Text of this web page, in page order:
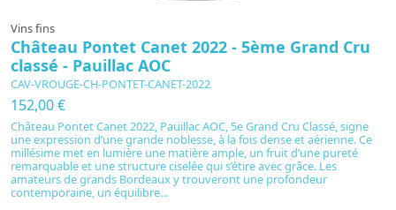
Vins fins
Château Pontet Canet 2022 - 5ème Grand Cru
classé - Pauillac AOC
CAV-VROUGE-CH-PONTET-CANET-2022
152,00 €
Château Pontet Canet 2022, Pauillac AOC, 5e Grand Cru Classé, signe
une expression d’une grande noblesse, à la fois dense et aérienne. Ce
millésime met en lumière une matière ample, un fruit d’une pureté
remarquable et une structure ciselée qui s’étire avec grâce. Les
amateurs de grands Bordeaux y trouveront une profondeur
contemporaine, un équilibre...